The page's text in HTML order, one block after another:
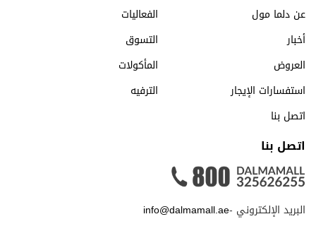
عن دلما مول
الفعاليات
أخبار
التسوق
العروض
المأكولات
استفسارات الإيجار
الترفيه
اتصل بنا
اتصل بنا
البريد الإلكتروني -info@dalmamall.ae